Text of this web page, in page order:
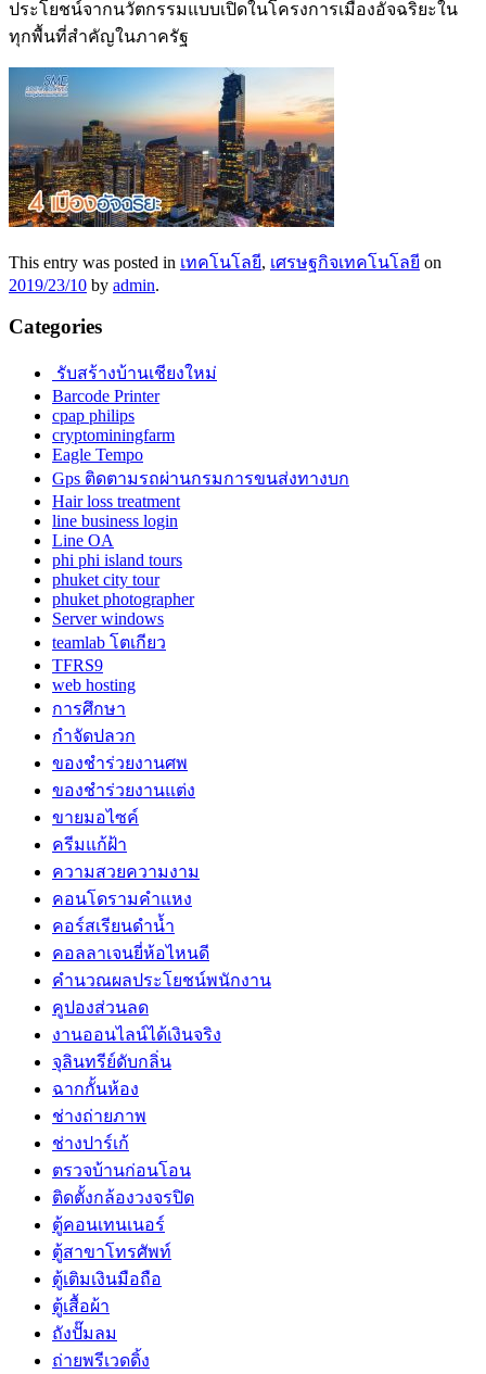
ประโยชน์จากนวัตกรรมแบบเปิดในโครงการเมืองอัจฉริยะใน
ทุกพื้นที่สำคัญในภาครัฐ
This entry was posted in เทคโนโลยี, เศรษฐกิจเทคโนโลยี on
2019/23/10 by admin.
Categories
รับสร้างบ้านเชียงใหม่
Barcode Printer
cpap philips
cryptominingfarm
Eagle Tempo
Gps ติดตามรถผ่านกรมการขนส่งทางบก
Hair loss treatment
line business login
Line OA
phi phi island tours
phuket city tour
phuket photographer
Server windows
teamlab โตเกียว
TFRS9
web hosting
การศึกษา
กำจัดปลวก
ของชำร่วยงานศพ
ของชำร่วยงานแต่ง
ขายมอไซค์
ครีมแก้ฝ้า
ความสวยความงาม
คอนโดรามคำแหง
คอร์สเรียนดำน้ำ
คอลลาเจนยี่ห้อไหนดี
คำนวณผลประโยชน์พนักงาน
คูปองส่วนลด
งานออนไลน์ได้เงินจริง
จุลินทรีย์ดับกลิ่น
ฉากกั้นห้อง
ช่างถ่ายภาพ
ช่างปาร์เก้
ตรวจบ้านก่อนโอน
ติดตั้งกล้องวงจรปิด
ตู้คอนเทนเนอร์
ตู้สาขาโทรศัพท์
ตู้เติมเงินมือถือ
ตู้เสื้อผ้า
ถังปั๊มลม
ถ่ายพรีเวดดิ้ง